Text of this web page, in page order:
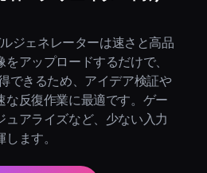
ジェネレーターは速さと高品
アップロードするだけで、
できるため、アイデア検証や
な反復作業に最適です。ゲー
ュアライズなど、少ない入力
ます。